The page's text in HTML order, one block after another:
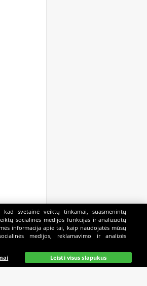
Paieška Mano Kazino
kad svetainė veiktų tinkamai, suasmenintų
socialinės medijos funkcijas ir analizuotų
informacija apie tai, kaip naudojatės mūsų
medijos, reklamavimo ir analizės
Leisti visus slapukus